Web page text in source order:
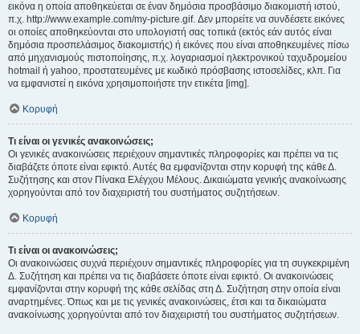
εικόνα η οποία αποθηκεύεται σε έναν δημόσια προσβάσιμο διακομιστή ιστού,
π.χ. http://www.example.com/my-picture.gif. Δεν μπορείτε να συνδέσετε εικόνες
οι οποίες αποθηκεύονται στο υπολογιστή σας τοπικά (εκτός εάν αυτός είναι
δημόσια προσπελάσιμος διακομιστής) ή εικόνες που είναι αποθηκευμένες πίσω
από μηχανισμούς πιστοποίησης, π.χ. λογαριασμοί ηλεκτρονικού ταχυδρομείου
hotmail ή yahoo, προστατευμένες με κωδικό πρόσβασης ιστοσελίδες, κλπ. Για
να εμφανιστεί η εικόνα χρησιμοποιήστε την ετικέτα [img].
Κορυφή
Τι είναι οι γενικές ανακοινώσεις;
Οι γενικές ανακοινώσεις περιέχουν σημαντικές πληροφορίες και πρέπει να τις
διαβάζετε όποτε είναι εφικτό. Αυτές θα εμφανίζονται στην κορυφή της κάθε Δ.
Συζήτησης και στον Πίνακα Ελέγχου Μέλους. Δικαιώματα γενικής ανακοίνωσης
χορηγούνται από τον διαχειριστή του συστήματος συζητήσεων.
Κορυφή
Τι είναι οι ανακοινώσεις;
Οι ανακοινώσεις συχνά περιέχουν σημαντικές πληροφορίες για τη συγκεκριμένη
Δ. Συζήτηση και πρέπει να τις διαβάσετε όποτε είναι εφικτό. Οι ανακοινώσεις
εμφανίζονται στην κορυφή της κάθε σελίδας στη Δ. Συζήτηση στην οποία είναι
αναρτημένες. Όπως και με τις γενικές ανακοινώσεις, έτσι και τα δικαιώματα
ανακοίνωσης χορηγούνται από τον διαχειριστή του συστήματος συζητήσεων.